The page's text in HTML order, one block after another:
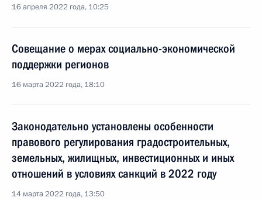
16 апреля 2022 года, 10:25
Совещание о мерах социально-экономической
поддержки регионов
16 марта 2022 года, 18:10
Законодательно установлены особенности
правового регулирования градостроительных,
земельных, жилищных, инвестиционных и иных
отношений в условиях санкций в 2022 году
14 марта 2022 года, 13:50